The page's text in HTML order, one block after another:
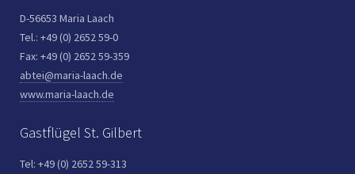
D-56653 Maria Laach
Tel.: +49 (0) 2652 59-0
Fax: +49 (0) 2652 59-359
abtei@maria-laach.de
www.maria-laach.de
Gastflügel St. Gilbert
Tel: +49 (0) 2652 59-313